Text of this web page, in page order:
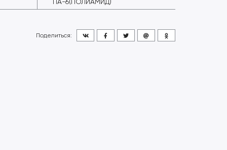
Поделиться: